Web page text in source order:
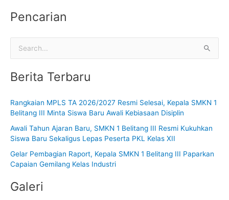
Pencarian
u
t
k
Berita Terbaru
Rangkaian MPLS TA 2026/2027 Resmi Selesai, Kepala SMKN 1
Belitang III Minta Siswa Baru Awali Kebiasaan Disiplin
Awali Tahun Ajaran Baru, SMKN 1 Belitang III Resmi Kukuhkan
Siswa Baru Sekaligus Lepas Peserta PKL Kelas XII
Gelar Pembagian Raport, Kepala SMKN 1 Belitang III Paparkan
Capaian Gemilang Kelas Industri
Galeri